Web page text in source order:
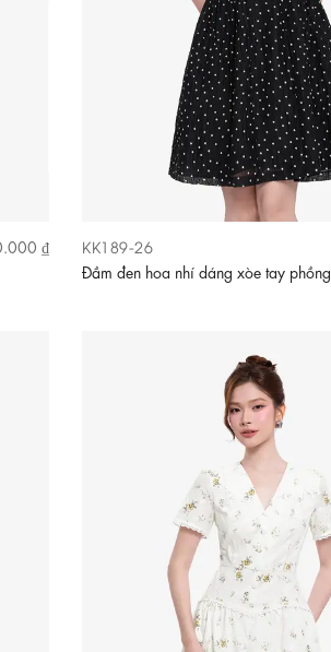
₫
KK189-26
Đầm đen hoa nhí dáng xòe tay phồng